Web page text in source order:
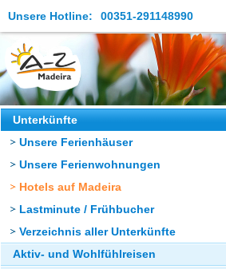
Unsere Hotline: 00351-291148990
Die Insel
Madeira Erleben
Aktuelles
Reiseangebote
Kontakt
Unterkünfte
Unsere Ferienhäuser
Unsere Ferienwohnungen
Hotels auf Madeira
Lastminute / Frühbucher
Verzeichnis aller Unterkünfte
Aktiv- und Wohlfühlreisen